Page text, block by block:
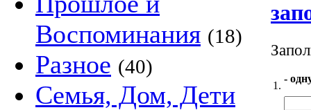
Воспоминания (18)
Разное (40)
Семья, Дом, Дети 1.
-